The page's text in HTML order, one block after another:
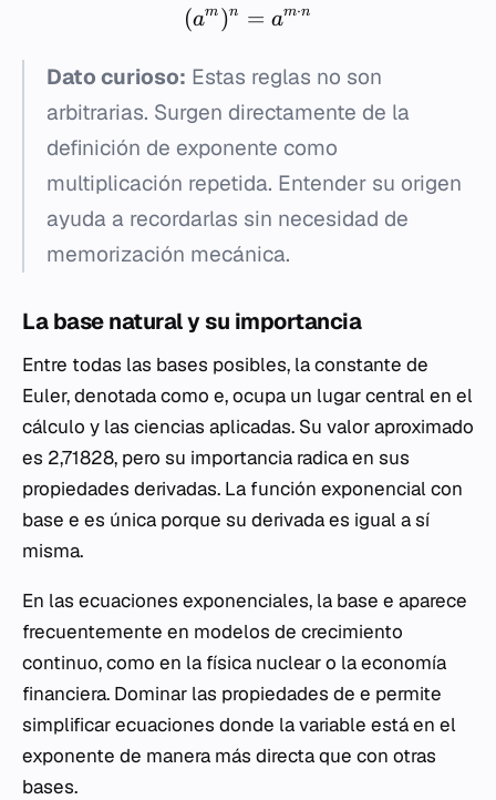
(am )n = am⋅n
Dato curioso: Estas reglas no son
arbitrarias. Surgen directamente de la
definición de exponente como
multiplicación repetida. Entender su origen
ayuda a recordarlas sin necesidad de
memorización mecánica.
La base natural y su importancia
Entre todas las bases posibles, la constante de
Euler, denotada como e, ocupa un lugar central en el
cálculo y las ciencias aplicadas. Su valor aproximado
es 2,71828, pero su importancia radica en sus
propiedades derivadas. La función exponencial con
base e es única porque su derivada es igual a sí
misma.
En las ecuaciones exponenciales, la base e aparece
frecuentemente en modelos de crecimiento
continuo, como en la física nuclear o la economía
financiera. Dominar las propiedades de e permite
simplificar ecuaciones donde la variable está en el
exponente de manera más directa que con otras
bases.